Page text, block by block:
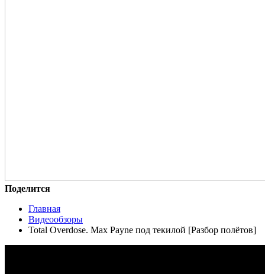
Поделится
Главная
Видеообзоры
Total Overdose. Max Payne под текилой [Разбор полётов]